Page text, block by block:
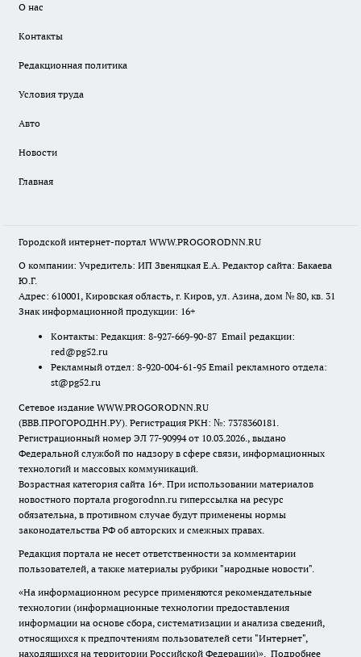
О нас
Контакты
Редакционная политика
Условия труда
Авто
Новости
Главная
Городской интернет-портал WWW.PROGORODNN.RU
О компании: Учредитель: ИП Звеняцкая Е.А. Редактор сайта: Бакаева
Ю.Г.
Адрес: 610001, Кировская область, г. Киров, ул. Азина, дом № 80, кв. 31
Знак информационной продукции: 16+
Контакты: Редакция: 8-927-669-90-87 Email редакции:
red@pg52.ru
Рекламный отдел: 8-920-004-61-95 Email рекламного отдела:
st@pg52.ru
Сетевое издание WWW.PROGORODNN.RU
(ВВВ.ПРОГОРОДНН.РУ). Регистрация РКН: №: 7378360181.
Регистрационный номер ЭЛ 77-90994 от 10.03.2026., выдано
Федеральной службой по надзору в сфере связи, информационных
технологий и массовых коммуникаций.
Возрастная категория сайта 16+. При использовании материалов
новостного портала progorodnn.ru гиперссылка на ресурс
обязательна, в противном случае будут применены нормы
законодательства РФ об авторских и смежных правах.
Редакция портала не несет ответственности за комментарии
пользователей, а также материалы рубрики "народные новости".
«На информационном ресурсе применяются рекомендательные
технологии (информационные технологии предоставления
информации на основе сбора, систематизации и анализа сведений,
относящихся к предпочтениям пользователей сети "Интернет",
находящихся на территории Российской Федерации)». Подробнее